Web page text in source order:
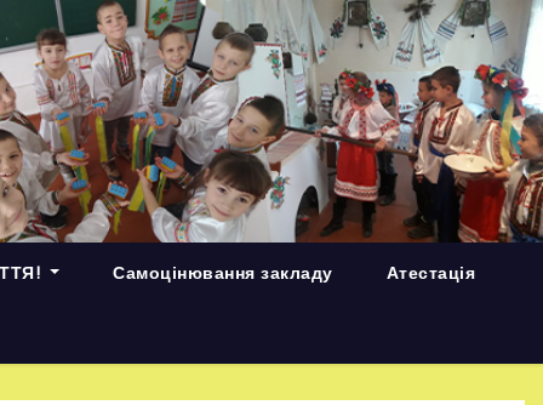
Самоцінювання закладу Атестація